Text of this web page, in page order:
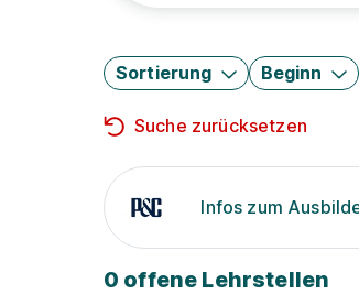
Sortierung Beginn
Suche zurücksetzen
Infos zum
0 offene Lehrstellen